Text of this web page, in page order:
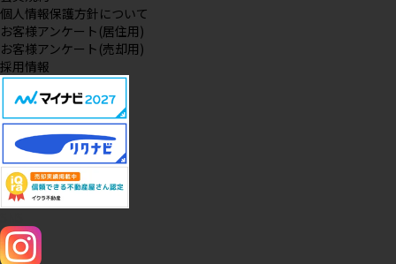
個人情報保護方針について
お客様アンケート(居住用)
お客様アンケート(売却用)
採用情報